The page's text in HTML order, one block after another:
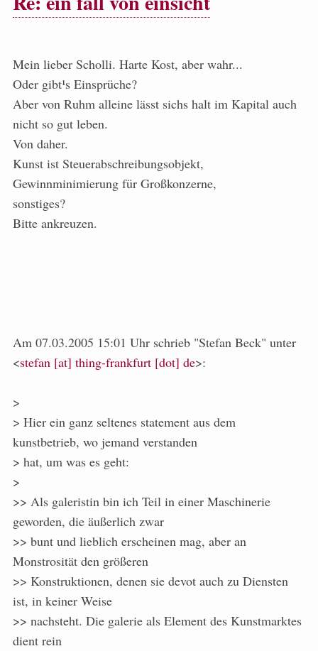
Mein lieber Scholli. Harte Kost, aber wahr...
Oder gibt¹s Einsprüche?
Aber von Ruhm alleine lässt sichs halt im Kapital auch
nicht so gut leben.
Von daher.
Kunst ist Steuerabschreibungsobjekt,
Gewinnminimierung für Großkonzerne,
sonstiges?
Bitte ankreuzen.
Am 07.03.2005 15:01 Uhr schrieb "Stefan Beck" unter
<stefan [at] thing-frankfurt [dot] de>:
>
> Hier ein ganz seltenes statement aus dem
kunstbetrieb, wo jemand verstanden
> hat, um was es geht:
>
>> Als galeristin bin ich Teil in einer Maschinerie
geworden, die äußerlich zwar
>> bunt und lieblich erscheinen mag, aber an
Monstrosität den größeren
>> Konstruktionen, denen sie devot auch zu Diensten
ist, in keiner Weise
>> nachsteht. Die galerie als Element des Kunstmarktes
dient rein